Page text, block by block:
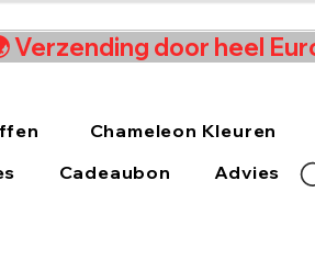
Verzending door heel
Chameleon Kleuren
Cadeaubon Advies